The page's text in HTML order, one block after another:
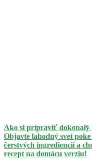
Ako si pripraviť dokonalý
Objavte lahodný svet
čerstvých ingrediencií a
recept na domácu verziu!